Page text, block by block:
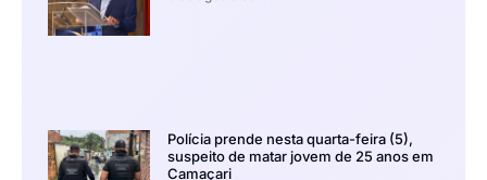
Polícia prende nesta quarta-feira (5),
suspeito de matar jovem de 25 anos em
Camaçari